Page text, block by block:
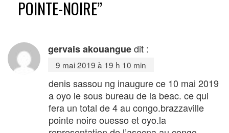
POINTE-NOIRE”
gervais akouanguedit :
9 mai 2019 à 19 h 10 min
denis sassou ng inaugure ce 10 mai 2019
a oyo le sous bureau de la beac. ce qui
fera un total de 4 au congo.brazzaville
pointe noire ouesso et oyo.la